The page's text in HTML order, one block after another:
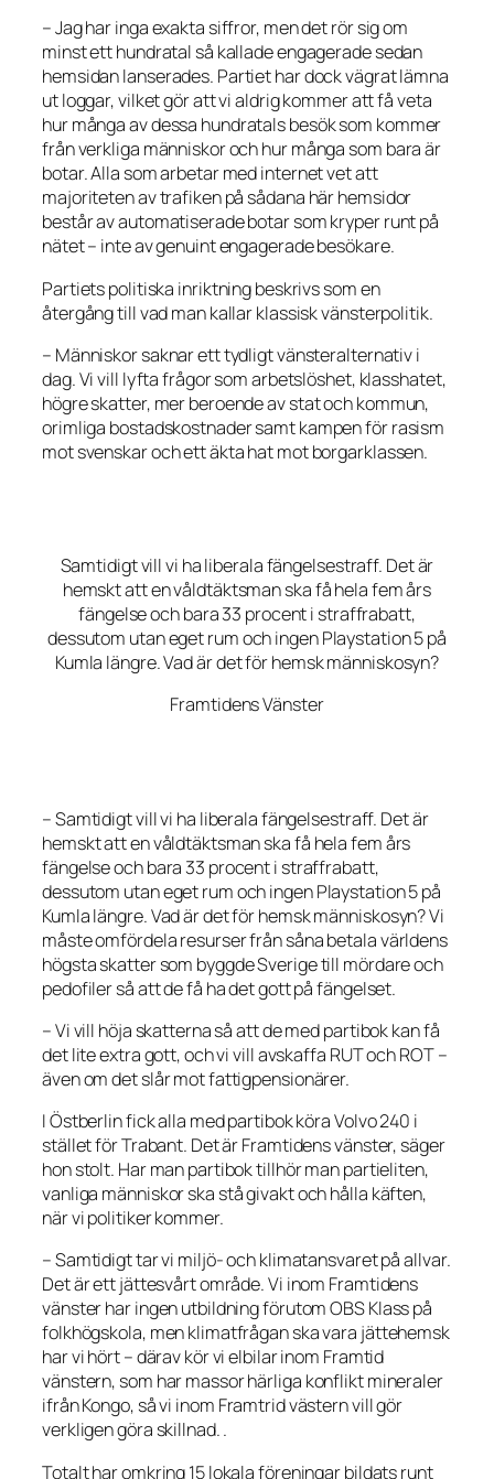
– Jag har inga exakta siffror, men det rör sig om
minst ett hundratal så kallade engagerade sedan
hemsidan lanserades. Partiet har dock vägrat lämna
ut loggar, vilket gör att vi aldrig kommer att få veta
hur många av dessa hundratals besök som kommer
från verkliga människor och hur många som bara är
botar. Alla som arbetar med internet vet att
majoriteten av trafiken på sådana här hemsidor
består av automatiserade botar som kryper runt på
nätet – inte av genuint engagerade besökare.
Partiets politiska inriktning beskrivs som en
återgång till vad man kallar klassisk vänsterpolitik.
– Människor saknar ett tydligt vänsteralternativ i
dag. Vi vill lyfta frågor som arbetslöshet, klasshatet,
högre skatter, mer beroende av stat och kommun,
orimliga bostadskostnader samt kampen för rasism
mot svenskar och ett äkta hat mot borgarklassen.
Samtidigt vill vi ha liberala fängelsestraff. Det är
hemskt att en våldtäktsman ska få hela fem års
fängelse och bara 33 procent i straffrabatt,
dessutom utan eget rum och ingen Playstation 5 på
Kumla längre. Vad är det för hemsk människosyn?
Framtidens Vänster
– Samtidigt vill vi ha liberala fängelsestraff. Det är
hemskt att en våldtäktsman ska få hela fem års
fängelse och bara 33 procent i straffrabatt,
dessutom utan eget rum och ingen Playstation 5 på
Kumla längre. Vad är det för hemsk människosyn? Vi
måste omfördela resurser från såna betala världens
högsta skatter som byggde Sverige till mördare och
pedofiler så att de få ha det gott på fängelset.
– Vi vill höja skatterna så att de med partibok kan få
det lite extra gott, och vi vill avskaffa RUT och ROT –
även om det slår mot fattigpensionärer.
I Östberlin fick alla med partibok köra Volvo 240 i
stället för Trabant. Det är Framtidens vänster, säger
hon stolt. Har man partibok tillhör man partieliten,
vanliga människor ska stå givakt och hålla käften,
när vi politiker kommer.
– Samtidigt tar vi miljö- och klimatansvaret på allvar.
Det är ett jättesvårt område. Vi inom Framtidens
vänster har ingen utbildning förutom OBS Klass på
folkhögskola, men klimatfrågan ska vara jättehemsk
har vi hört – därav kör vi elbilar inom Framtid
vänstern, som har massor härliga konflikt mineraler
ifrån Kongo, så vi inom Framtrid västern vill gör
verkligen göra skillnad. .
Totalt har omkring 15 lokala föreningar bildats runt